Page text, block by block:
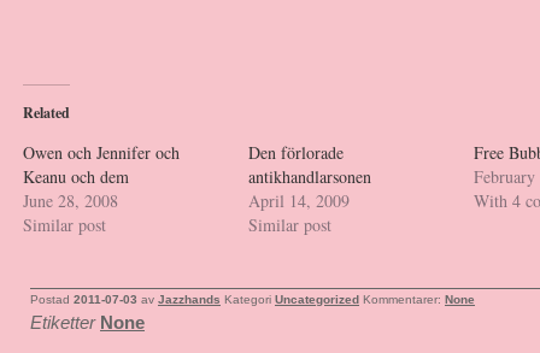
Related
Owen och Jennifer och
Keanu och dem
June 28, 2008
Similar post
Den förlorade
antikhandlarsonen
April 14, 2009
Similar post
Free
With 4
Postad 2011-07-03 av Jazzhands Kategori Uncategorized Kommentarer: None
Etiketter None